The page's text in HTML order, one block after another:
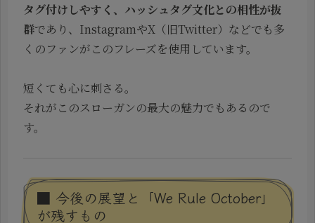
タグ付けしやすく、ハッシュタグ文化との相性が抜
群であり、InstagramやX（旧Twitter）などでも多
くのファンがこのフレーズを使用しています。
短くても心に刺さる。
それがこのスローガンの最大の魅力でもあるので
す。
■ 今後の展望と「We Rule October」
が残すもの